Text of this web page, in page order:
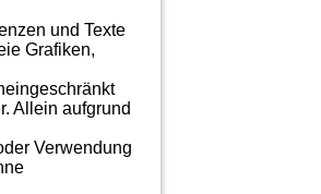
und Texte
Grafiken,
Allein aufgrund
Verwendung